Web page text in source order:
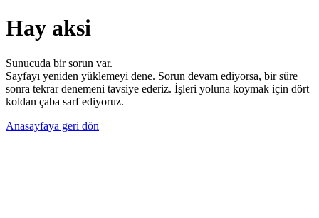
Hay aksi
Sunucuda bir sorun var.
Sayfayı yeniden yüklemeyi dene. Sorun devam ediyorsa, bir süre
sonra tekrar denemeni tavsiye ederiz. İşleri yoluna koymak için dört
koldan çaba sarf ediyoruz.
Anasayfaya geri dön